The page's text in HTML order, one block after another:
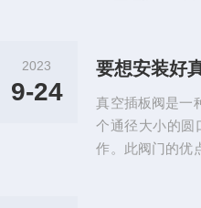
调节。隔膜把介
2023
9-24
要想安装好
真空插板阀是一
个通径大小的圆
作。此阀门的优
通特性。其原
口跟通径做*脱